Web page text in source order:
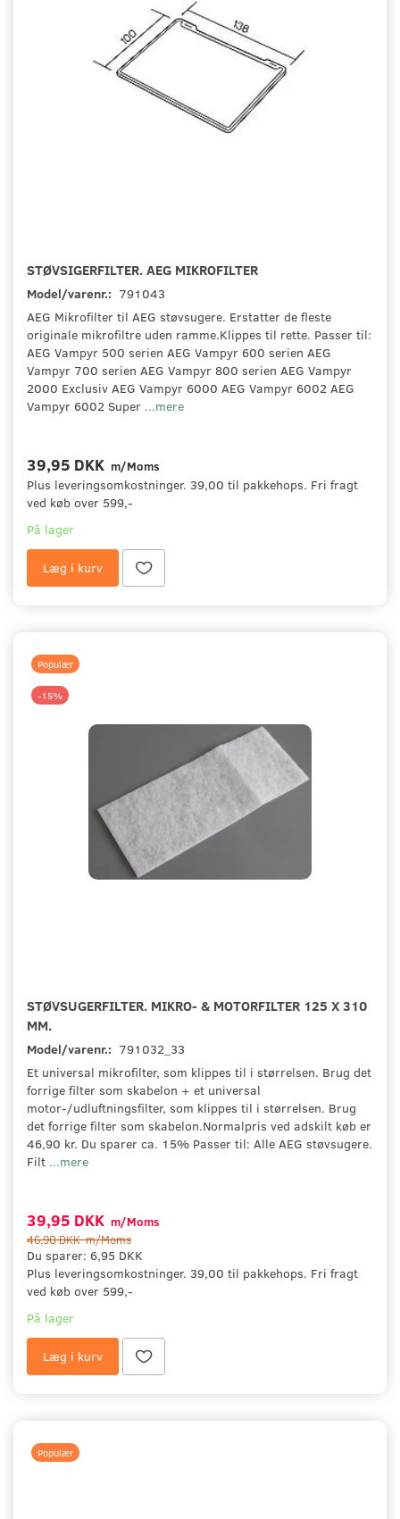
STØVSIGERFILTER. AEG MIKROFILTER
Model/varenr.: 791043
AEG Mikrofilter til AEG støvsugere. Erstatter de fleste
originale mikrofiltre uden ramme.Klippes til rette. Passer til:
AEG Vampyr 500 serien AEG Vampyr 600 serien AEG
Vampyr 700 serien AEG Vampyr 800 serien AEG Vampyr
2000 Exclusiv AEG Vampyr 6000 AEG Vampyr 6002 AEG
Vampyr 6002 Super ...mere
39,95 DKK m/Moms
Plus leveringsomkostninger. 39,00 til pakkehops. Fri fragt
ved køb over 599,-
På lager
Læg i kurv
Populær
-15%
STØVSUGERFILTER. MIKRO- & MOTORFILTER 125 X 310
MM.
Model/varenr.: 791032_33
Et universal mikrofilter, som klippes til i størrelsen. Brug det
forrige filter som skabelon + et universal
motor-/udluftningsfilter, som klippes til i størrelsen. Brug
det forrige filter som skabelon.Normalpris ved adskilt køb er
46,90 kr. Du sparer ca. 15% Passer til: Alle AEG støvsugere.
Filt ...mere
39,95 DKK m/Moms
46,90 DKKm/Moms
Du sparer: 6,95 DKK
Plus leveringsomkostninger. 39,00 til pakkehops. Fri fragt
ved køb over 599,-
På lager
Læg i kurv
Populær